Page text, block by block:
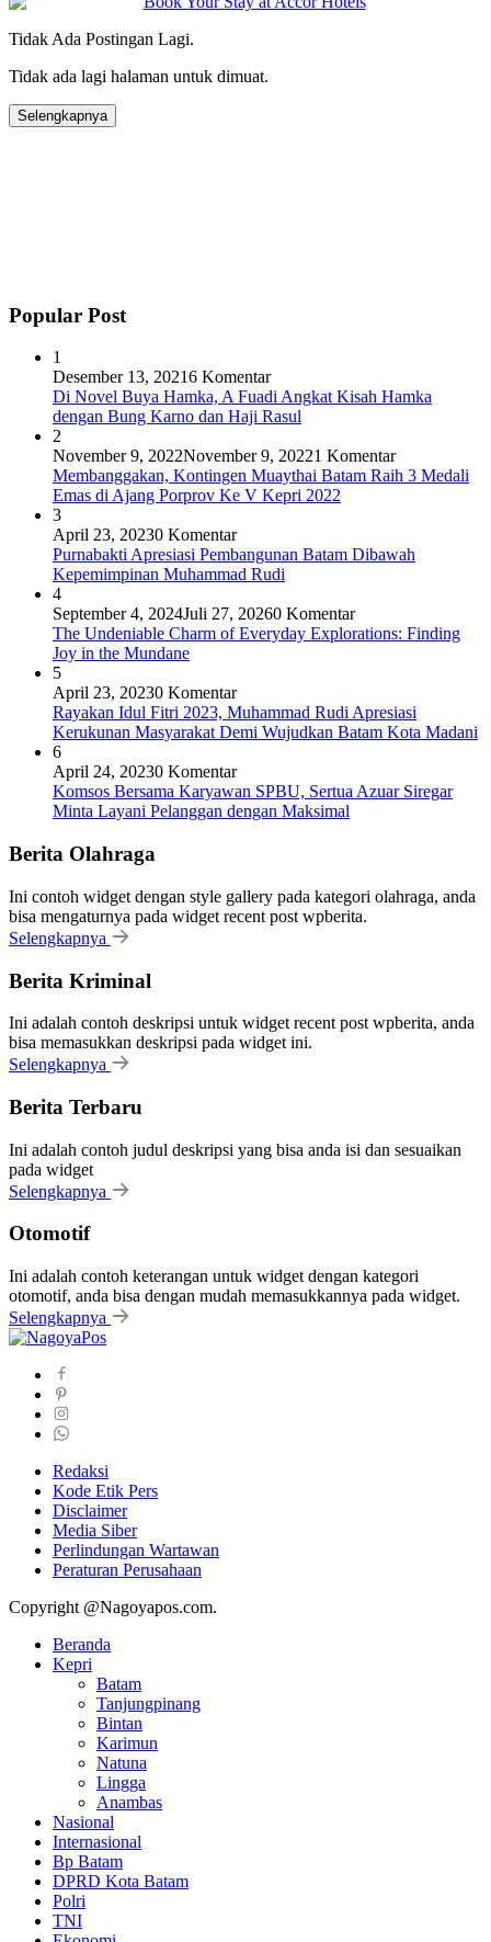
Tidak Ada Postingan Lagi.
Tidak ada lagi halaman untuk dimuat.
Selengkapnya
Popular Post
1
Desember 13, 20216 Komentar
Di Novel Buya Hamka, A Fuadi Angkat Kisah Hamka
dengan Bung Karno dan Haji Rasul
2
November 9, 2022November 9, 20221 Komentar
Membanggakan, Kontingen Muaythai Batam Raih 3 Medali
Emas di Ajang Porprov Ke V Kepri 2022
3
April 23, 20230 Komentar
Purnabakti Apresiasi Pembangunan Batam Dibawah
Kepemimpinan Muhammad Rudi
4
September 4, 2024Juli 27, 20260 Komentar
The Undeniable Charm of Everyday Explorations: Finding
Joy in the Mundane
5
April 23, 20230 Komentar
Rayakan Idul Fitri 2023, Muhammad Rudi Apresiasi
Kerukunan Masyarakat Demi Wujudkan Batam Kota Madani
6
April 24, 20230 Komentar
Komsos Bersama Karyawan SPBU, Sertua Azuar Siregar
Minta Layani Pelanggan dengan Maksimal
Berita Olahraga
Ini contoh widget dengan style gallery pada kategori olahraga, anda
bisa mengaturnya pada widget recent post wpberita.
Selengkapnya
Berita Kriminal
Ini adalah contoh deskripsi untuk widget recent post wpberita, anda
bisa memasukkan deskripsi pada widget ini.
Selengkapnya
Berita Terbaru
Ini adalah contoh judul deskripsi yang bisa anda isi dan sesuaikan
pada widget
Selengkapnya
Otomotif
Ini adalah contoh keterangan untuk widget dengan kategori
otomotif, anda bisa dengan mudah memasukkannya pada widget.
Selengkapnya
Redaksi
Kode Etik Pers
Disclaimer
Media Siber
Perlindungan Wartawan
Peraturan Perusahaan
Copyright @Nagoyapos.com.
Beranda
Kepri
Batam
Tanjungpinang
Bintan
Karimun
Natuna
Lingga
Anambas
Nasional
Internasional
Bp Batam
DPRD Kota Batam
Polri
TNI